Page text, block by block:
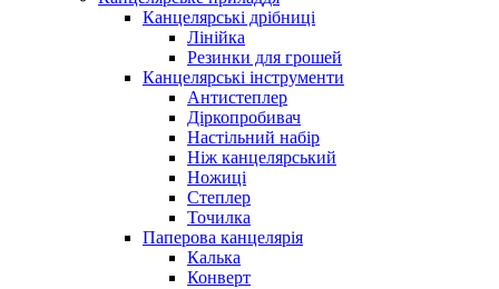
Канцелярські дрібниці
Лінійка
Резинки для грошей
Канцелярські інструменти
Антистеплер
Діркопробивач
Настільний набір
Ніж канцелярський
Ножиці
Степлер
Точилка
Паперова канцелярія
Калька
Конверт